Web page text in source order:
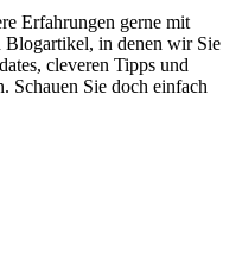
Erfahrungen gerne mit
Blogartikel, in denen wir Sie
cleveren Tipps und
Schauen Sie doch einfach